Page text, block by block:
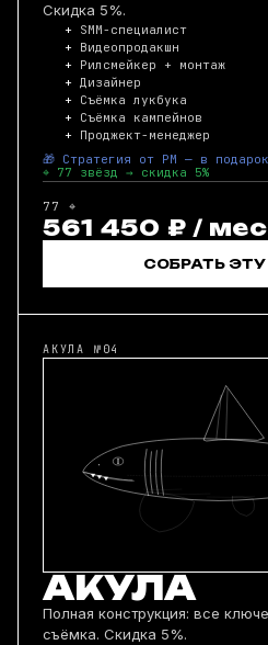
Скидка 5%.
SMM-специалист
Видеопродакшн
Рилсмейкер + монтаж
Дизайнер
Съёмка лукбука
Съёмка кампейнов
Проджект-менеджер
🎁 Стратегия от PM — в подарок
⌖ 77 звёзд → скидка 5%
77 ⌖
561 450 ₽ / мес
СОБРАТЬ
АКУЛА №04
АКУЛА
Полная конструкция: все
съёмка. Скидка 5%.